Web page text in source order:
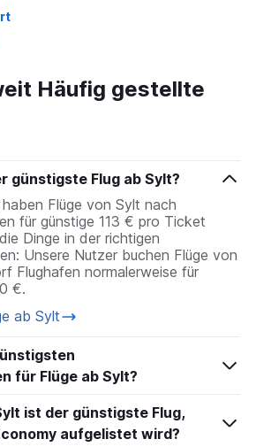
de Gran Canaria
Häufig gestellte
günstigste Flug ab Sylt?
Flüge von Sylt nach
für günstige 113 € pro Ticket
Dinge in der richtigen
Unsere Nutzer buchen Flüge von
Flughafen normalerweise für
€.
ab Sylt
für Flüge ab Sylt?
ist der günstigste Flug,
aufgelistet wird?